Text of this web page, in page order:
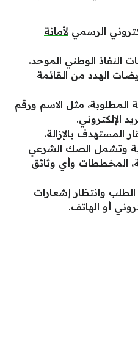
الرسمي لأمانة
النفاذ الوطني الموحد.
الهدد من القائمة
المطلوبة، مثل الاسم ورقم
الإلكتروني.
المستهدف بالإزالة.
وتشمل الصك الشرعي
المخططات وأي وثائق
وانتظار إشعارات
أو الهاتف.